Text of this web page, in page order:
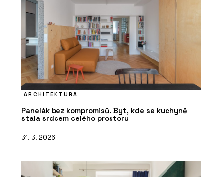
ARCHITEKTURA
Panelák bez kompromisů. Byt, kde se kuchyně
stala srdcem celého prostoru
31. 3. 2026